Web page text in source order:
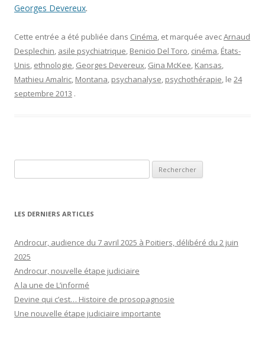
Georges Devereux.
Cette entrée a été publiée dans Cinéma, et marquée avecArnaud
Desplechin, asile psychiatrique, Benicio Del Toro, cinéma, États-
Unis, ethnologie, Georges Devereux, Gina McKee, Kansas,
Mathieu Amalric, Montana, psychanalyse, psychothérapie, le 24
septembre 2013 .
LES DERNIERS ARTICLES
Androcur, audience du 7 avril 2025 à Poitiers, délibéré du 2 juin
2025
Androcur, nouvelle étape judiciaire
A la une de L’informé
Devine qui c’est… Histoire de prosopagnosie
Une nouvelle étape judiciaire importante